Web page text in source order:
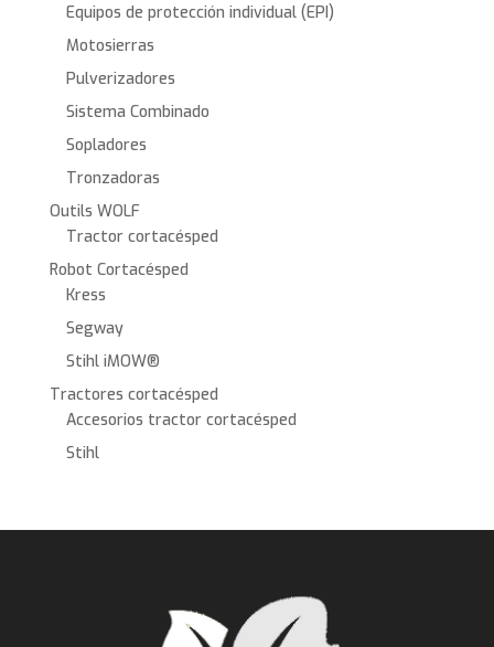
Equipos de protección individual (EPI)
Motosierras
Pulverizadores
Sistema Combinado
Sopladores
Tronzadoras
Outils WOLF
Tractor cortacésped
Robot Cortacésped
Kress
Segway
Stihl iMOW®
Tractores cortacésped
Accesorios tractor cortacésped
Stihl